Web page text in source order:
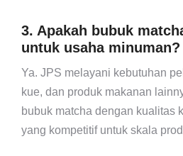
3. Apakah bubuk
untuk usaha minuman?
Ya. JPS melayani kebutuhan
kue, dan produk makanan
bubuk matcha dengan kualitas
yang kompetitif untuk skala